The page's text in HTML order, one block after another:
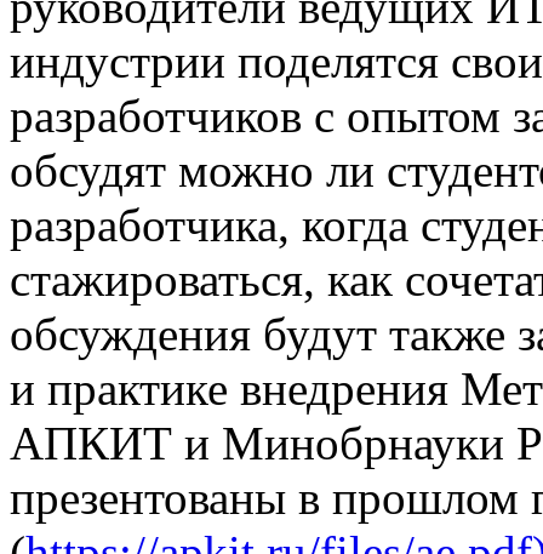
индустрии поделятся
разработчиков с опытом
обсудят можно ли
разработчика, когда
стажироваться, как
обсуждения будут также
и практике внедрения
АПКИТ и Минобрнауки
презентованы в прошлом